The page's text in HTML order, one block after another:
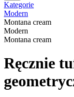
Kategorie
Modern
Montana cream
Modern
Montana cream
Ręcznie